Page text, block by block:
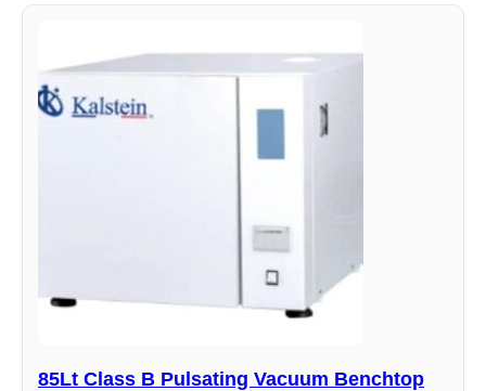
85Lt Class B Pulsating Vacuum Benchtop